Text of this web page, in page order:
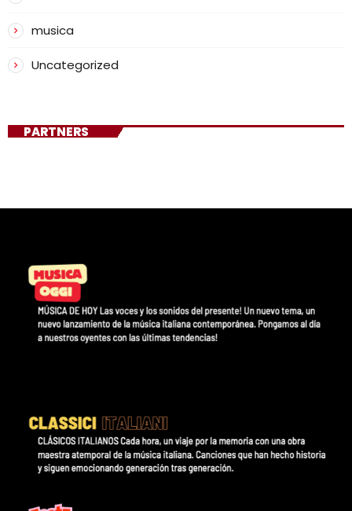
musica
Uncategorized
PARTNERS